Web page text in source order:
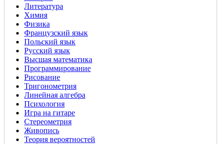
Литература
Химия
Физика
Французский язык
Польский язык
Русский язык
Высшая математика
Программирование
Рисование
Тригонометрия
Линейная алгебра
Психология
Игра на гитаре
Стереометрия
Живопись
Теория вероятностей